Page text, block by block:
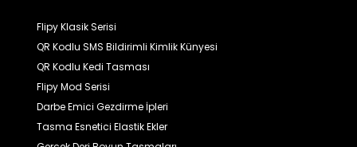
Flipy Klasik Serisi
QR Kodlu SMS Bildirimli Kimlik Künyesi
QR Kodlu Kedi Tasması
Flipy Mod Serisi
Darbe Emici Gezdirme İpleri
Tasma Esnetici Elastik Ekler